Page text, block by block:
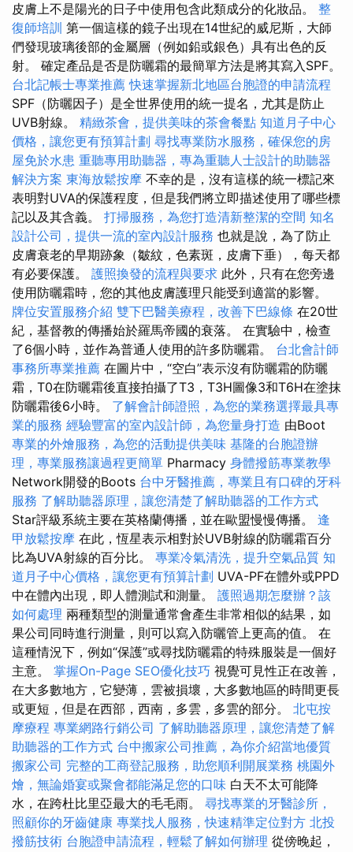
皮膚上不是陽光的日子中使用包含此類成分的化妝品。 整
復師培訓 第一個這樣的鏡子出現在14世紀的威尼斯，大師
們發現玻璃後部的金屬層（例如鉛或銀色）具有出色的反
射。 確定產品是否是防曬霜的最簡單方法是將其寫入SPF。
台北記帳士專業推薦 快速掌握新北地區台胞證的申請流程
SPF（防曬因子）是全世界使用的統一提名，尤其是防止
UVB射線。 精緻茶會，提供美味的茶會餐點 知道月子中心
價格，讓您更有預算計劃 尋找專業防水服務，確保您的房
屋免於水患 重聽專用助聽器，專為重聽人士設計的助聽器
解決方案 東海放鬆按摩 不幸的是，沒有這樣的統一標記來
表明對UVA的保護程度，但是我們將立即描述使用了哪些標
記以及其含義。 打掃服務，為您打造清新整潔的空間 知名
設計公司，提供一流的室內設計服務 也就是說，為了防止
皮膚衰老的早期跡象（皺紋，色素斑，皮膚下垂），每天都
有必要保護。 護照換發的流程與要求 此外，只有在您旁邊
使用防曬霜時，您的其他皮膚護理只能受到適當的影響。
牌位安置服務介紹 雙下巴醫美療程，改善下巴線條 在20世
紀，基督教的傳播始於羅馬帝國的衰落。 在實驗中，檢查
了6個小時，並作為普通人使用的許多防曬霜。 台北會計師
事務所專業推薦 在圖片中，“空白”表示沒有防曬霜的防曬
霜，T0在防曬霜後直接拍攝了T3，T3H圖像3和T6H在塗抹
防曬霜後6小時。 了解會計師證照，為您的業務選擇最具專
業的服務 經驗豐富的室內設計師，為您量身打造 由Boot
專業的外燴服務，為您的活動提供美味 基隆的台胞證辦
理，專業服務讓過程更簡單 Pharmacy 身體撥筋專業教學
Network開發的Boots 台中牙醫推薦，專業且有口碑的牙科
服務 了解助聽器原理，讓您清楚了解助聽器的工作方式
Star評級系統主要在英格蘭傳播，並在歐盟慢慢傳播。 逢
甲放鬆按摩 在此，恆星表示相對於UVB射線的防曬霜百分
比為UVA射線的百分比。 專業冷氣清洗，提升空氣品質 知
道月子中心價格，讓您更有預算計劃 UVA-PF在體外或PPD
中在體內出現，即​​人體測試和測量。 護照過期怎麼辦？該
如何處理 兩種類型的測量通常會產生非常相似的結果，如
果公司同時進行測量，則可以寫入防曬管上更高的值。 在
這種情況下，例如“保護”或尋找防曬霜的特殊服裝是一個好
主意。 掌握On-Page SEO優化技巧 視覺可見性正在改善，
在大多數地方，它變薄，雲被損壞，大多數地區的時間更長
或更短，但是在西部，西南，多雲，多雲的部分。 北屯按
摩療程 專業網路行銷公司 了解助聽器原理，讓您清楚了解
助聽器的工作方式 台中搬家公司推薦，為你介紹當地優質
搬家公司 完整的工商登記服務，助您順利開展業務 桃園外
燴，無論婚宴或聚會都能滿足您的口味 白天不太可能降
水，在跨杜比里亞最大的毛毛雨。 尋找專業的牙醫診所，
照顧你的牙齒健康 專業找人服務，快速精準定位對方 北投
撥筋技術 台胞證申請流程，輕鬆了解如何辦理 從傍晚起，